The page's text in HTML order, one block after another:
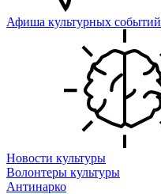
Афиша культурных событий
Новости культуры
Волонтеры культуры
Антинарко